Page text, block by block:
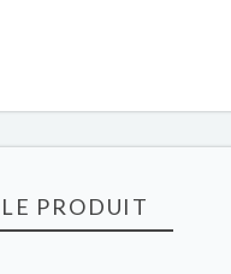
PRODUIT